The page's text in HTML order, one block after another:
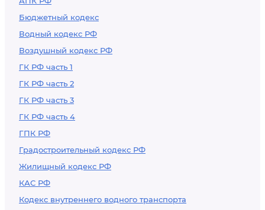
Бюджетный кодекс
Водный кодекс РФ
Воздушный кодекс РФ
ГК РФ часть 1
ГК РФ часть 2
ГК РФ часть 3
ГК РФ часть 4
ГПК РФ
Градостроительный кодекс РФ
Жилищный кодекс РФ
КАС РФ
Кодекс внутреннего водного транспорта